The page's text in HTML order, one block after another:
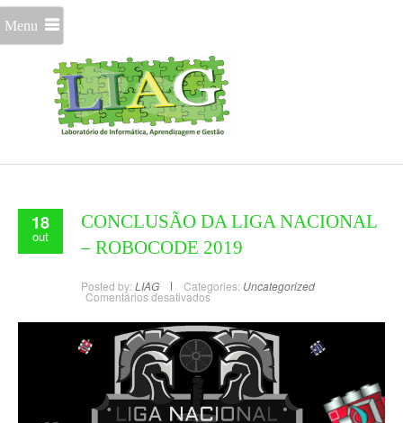
Menu
18
out
CONCLUSÃO DA LIGA NACIONAL
– ROBOCODE 2019
Posted by: LIAG Categories: Uncategorized
Comentários desativados